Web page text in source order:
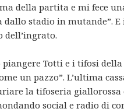
della partita e mi fece
dallo stadio in mutande”.
dell’ingrato.
piangere Totti e i tifosi della
un pazzo”. L’ultima
la tifoseria giallorossa
social e radio di